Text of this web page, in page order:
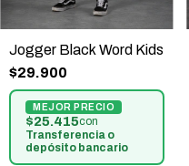
Jogger Black Word Kids
$29.900
$25.415con
Transferencia o
depósito bancario